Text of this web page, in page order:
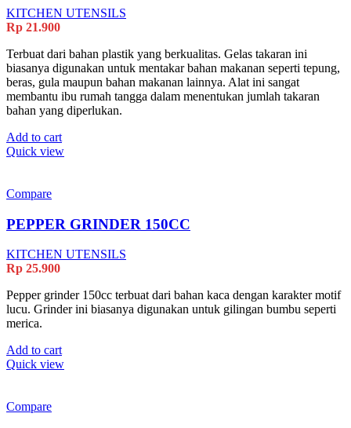
KITCHEN UTENSILS
Rp 21.900
Terbuat dari bahan plastik yang berkualitas. Gelas takaran ini
biasanya digunakan untuk mentakar bahan makanan seperti tepung,
beras, gula maupun bahan makanan lainnya. Alat ini sangat
membantu ibu rumah tangga dalam menentukan jumlah takaran
bahan yang diperlukan.
Add to cart
Quick view
Compare
PEPPER GRINDER 150CC
KITCHEN UTENSILS
Rp 25.900
Pepper grinder 150cc terbuat dari bahan kaca dengan karakter motif
lucu. Grinder ini biasanya digunakan untuk gilingan bumbu seperti
merica.
Add to cart
Quick view
Compare